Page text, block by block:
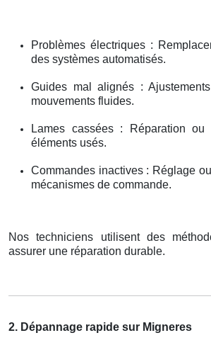
Problèmes électriques :
des systèmes automatisés.
Guides mal alignés :
mouvements fluides.
Lames cassées : Réparation ou
éléments usés.
Commandes inactives : Réglage
mécanismes de commande.
Nos techniciens utilisent des
assurer une réparation durable.
2. Dépannage rapide sur Migneres